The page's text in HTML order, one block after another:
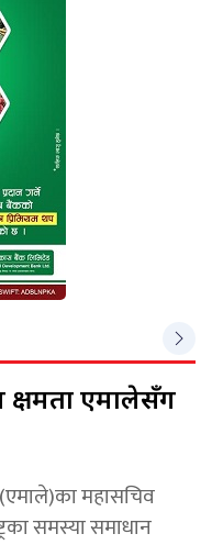
क्षमता एमालेसँग
महासचिव
समस्या समाधान